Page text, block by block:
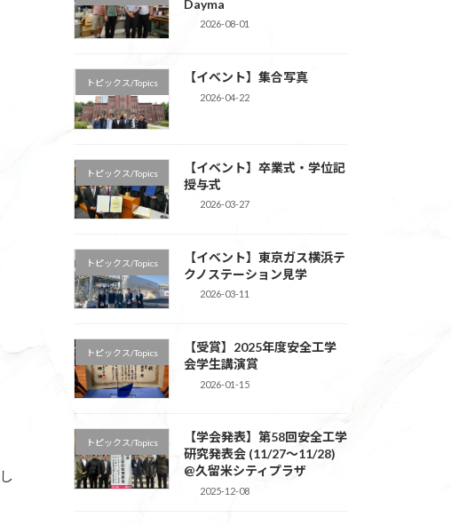
Dayma
2026-08-01
トピックス/Topics 【イベント】集合写真
2026-04-22
トピックス/Topics
【イベント】卒業式・学位記
授与式
2026-03-27
トピックス/Topics
【イベント】東京ガス横浜テ
クノステーション見学
2026-03-11
トピックス/Topics
【受賞】2025年度安全工学
会学生講演賞
2026-01-15
トピックス/Topics
【学会発表】第58回安全工学
研究発表会 (11/27～11/28)
@久留米シティプラザ
2025-12-08